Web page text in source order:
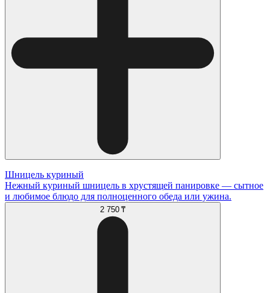
Шницель куриный
Нежный куриный шницель в хрустящей панировке — сытное
и любимое блюдо для полноценного обеда или ужина.
2 750 ₸